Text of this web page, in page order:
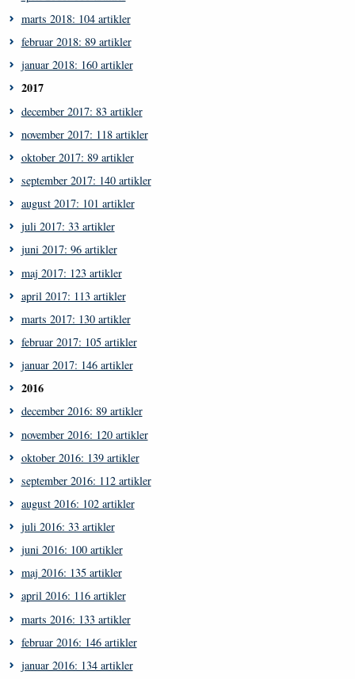
marts 2018: 104 artikler
februar 2018: 89 artikler
januar 2018: 160 artikler
2017
december 2017: 83 artikler
november 2017: 118 artikler
oktober 2017: 89 artikler
september 2017: 140 artikler
august 2017: 101 artikler
juli 2017: 33 artikler
juni 2017: 96 artikler
maj 2017: 123 artikler
april 2017: 113 artikler
marts 2017: 130 artikler
februar 2017: 105 artikler
januar 2017: 146 artikler
2016
december 2016: 89 artikler
november 2016: 120 artikler
oktober 2016: 139 artikler
september 2016: 112 artikler
august 2016: 102 artikler
juli 2016: 33 artikler
juni 2016: 100 artikler
maj 2016: 135 artikler
april 2016: 116 artikler
marts 2016: 133 artikler
februar 2016: 146 artikler
januar 2016: 134 artikler